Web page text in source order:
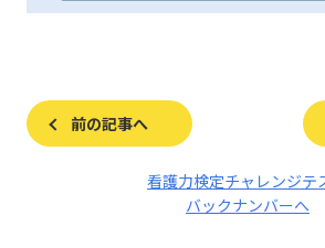
前の記事へ
看護力検定チャレンジテ
バックナンバーへ